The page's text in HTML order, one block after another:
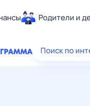
Родители и
Поиск по